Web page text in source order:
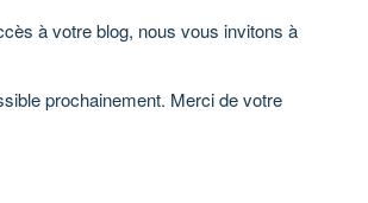
à votre blog, nous vous invitons à
prochainement. Merci de votre